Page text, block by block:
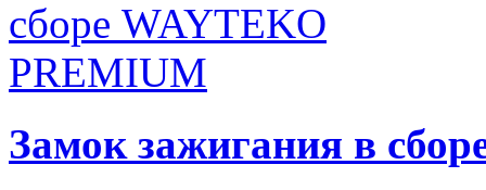
Замок зажигания в